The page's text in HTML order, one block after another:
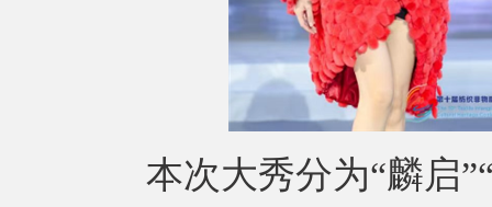
本次大秀分为“麟启”“